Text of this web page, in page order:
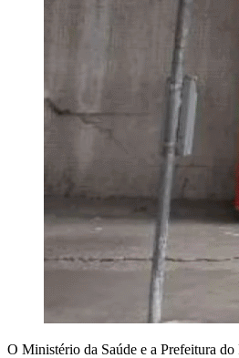
O Ministério da Saúde e a Prefeitura do